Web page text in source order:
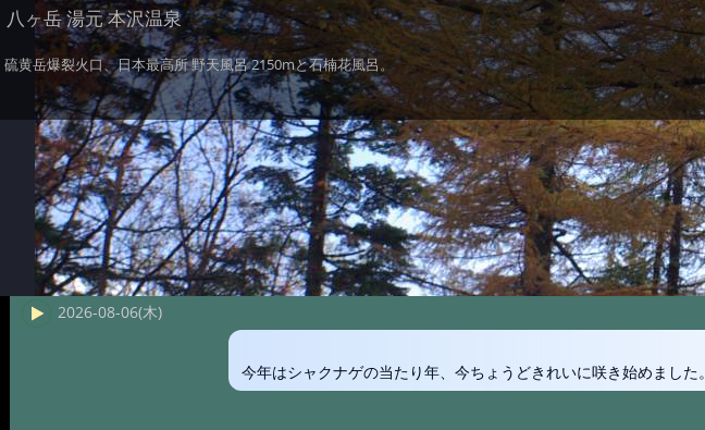
八ヶ岳 湯元 本沢温泉
硫黄岳爆裂火口、日本最高所 野天風呂 2150mと石楠花風呂。
2026-08-06(木)
今年はシャクナゲの当たり年、今ちょうどきれいに咲き始めました。